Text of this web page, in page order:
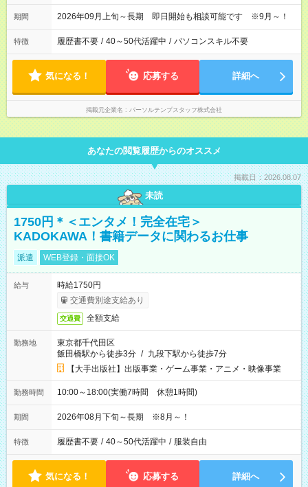
期間 2026年09月上旬～長期 即日開始も相談可能です ※9月～！
特徴 履歴書不要 / 40～50代活躍中 / パソコンスキル不要
気になる！ 応募する 詳細へ
掲載元企業名 パーソルテンプスタッフ株式会社
あなたの閲覧履歴からのオススメ
掲載日：2026.08.07
未読
1750円＊＜エンタメ！完全在宅＞
KADOKAWA！書籍データに関わるお仕事
派遣 WEB登録・面接OK
給与
時給1750円
交通費別途支給あり
交通費 全額支給
勤務地
東京都千代田区
飯田橋駅から徒歩3分 / 九段下駅から徒歩7分
【大手出版社】出版事業・ゲーム事業・アニメ・映像事業
勤務時間 10:00～18:00(実働7時間 休憩1時間)
期間 2026年08月下旬～長期 ※8月～！
特徴 履歴書不要 / 40～50代活躍中 / 服装自由
気になる！ 応募する 詳細へ